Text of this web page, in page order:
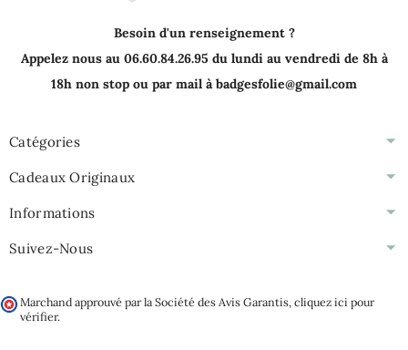
Besoin d'un renseignement ?
Appelez nous au 06.60.84.26.95 du lundi au vendredi de 8h à
18h non stop ou par mail à badgesfolie@gmail.com
Catégories
Cadeaux Originaux
Informations
Suivez-Nous
Marchand approuvé par la Société des Avis Garantis,cliquez ici pour
vérifier.